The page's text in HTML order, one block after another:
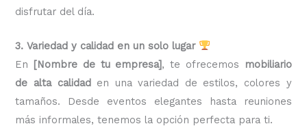
disfrutar del día.
3. Variedad y calidad en un solo lugar
En [Nombre de tu empresa], te ofrecemos
mobiliario
de alta calidaden una variedad de estilos, colores y
tamaños. Desde eventos elegantes hasta reuniones
más informales, tenemos la opción perfecta para ti.